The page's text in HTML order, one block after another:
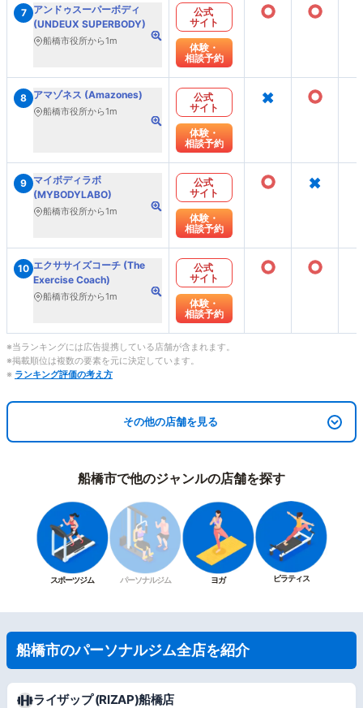
7
アンドゥスーパーボディ
(UNDEUX SUPERBODY)
船橋市役所から1m
公式
サイト
体験・
相談予約
○ ○
8 アマゾネス (Amazones)
船橋市役所から1m
公式
サイト
体験・
相談予約
× ○
9 マイボディラボ
(MYBODYLABO)
船橋市役所から1m
公式
サイト
体験・
相談予約
○ ×
10 エクササイズコーチ (The
Exercise Coach)
船橋市役所から1m
公式
サイト
体験・
相談予約
○ ○
※当ランキングには広告提携している店舗が含まれます。
※掲載順位は複数の要素を元に決定しています。
※ ランキング評価の考え方
その他の店舗を見る
船橋市で他のジャンルの店舗を探す
スポーツジム パーソナルジム ヨガ ピラティス
船橋市のパーソナルジム全店を紹介
ライザップ (RIZAP)船橋店